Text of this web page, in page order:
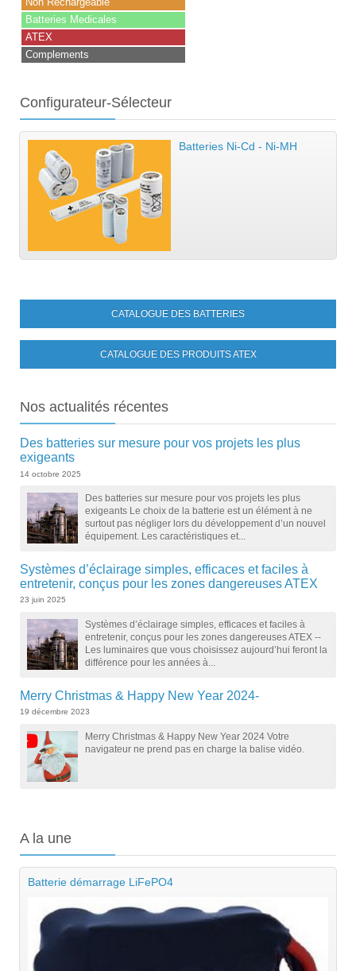
Batteries Medicales
ATEX
Complements
Configurateur-Sélecteur
Batteries Ni-Cd - Ni-MH
CATALOGUE DES BATTERIES
CATALOGUE DES PRODUITS ATEX
Nos actualités récentes
Des batteries sur mesure pour vos projets les plus
exigeants
14 octobre 2025
Des batteries sur mesure pour vos projets les plus
exigeants Le choix de la batterie est un élément à ne
surtout pas négliger lors du développement d’un nouvel
équipement. Les caractéristiques et...
Systèmes d’éclairage simples, efficaces et faciles à
entretenir, conçus pour les zones dangereuses ATEX
23 juin 2025
Systèmes d’éclairage simples, efficaces et faciles à
entretenir, conçus pour les zones dangereuses ATEX --
Les luminaires que vous choisissez aujourd’hui feront la
différence pour les années à...
Merry Christmas & Happy New Year 2024-
19 décembre 2023
Merry Christmas & Happy New Year 2024 Votre
navigateur ne prend pas en charge la balise vidéo.
Ala une
Batterie démarrage LiFePO4